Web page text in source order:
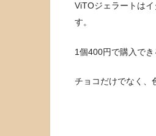
ViTOジェラートは
す。
1個400円で購入で
チョコだけでなく、